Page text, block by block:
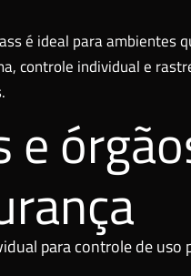
é ideal para ambientes
controle individual e
e
para controle de uso